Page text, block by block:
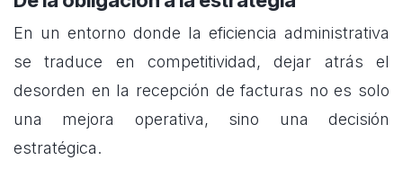
En un entorno donde la eficiencia administrativa
se traduce en competitividad, dejar atrás el
desorden en la recepción de facturas no es solo
una mejora operativa, sino una decisión
estratégica.